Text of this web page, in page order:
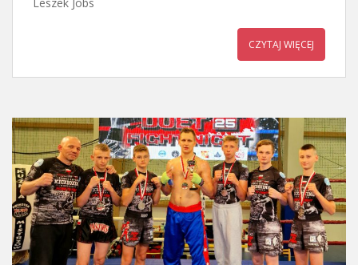
CZYTAJ WIĘCEJ